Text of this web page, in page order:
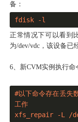
备：
fdisk -l
正常情况下可以看到
为/dev/vdc，该设备已
6、新CVM实例执行命
#以下命令存在丢失
工作
xfs_repair -L /